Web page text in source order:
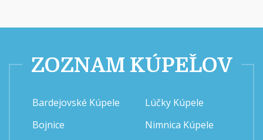
ZOZNAM KÚPEĽOV
Bardejovské Kúpele
Bojnice
Lúčky Kúpele
Nimnica Kúpele